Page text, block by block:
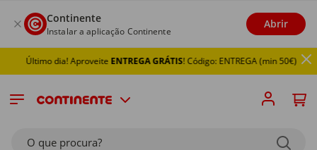
Continente
Instalar a aplicação Continente
Abrir
Último dia! AproveiteENTREGA GRÁTIS! Código: ENTREGA (min 50€)
O que procura?